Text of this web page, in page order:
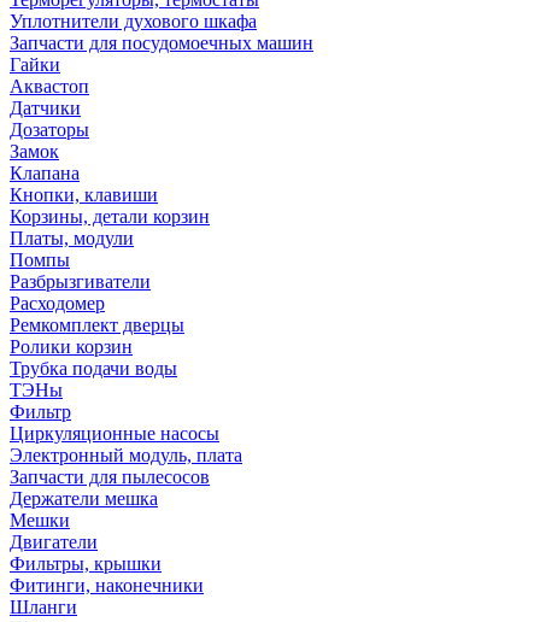
Уплотнители духового шкафа
Запчасти для посудомоечных машин
Гайки
Аквастоп
Датчики
Дозаторы
Замок
Клапана
Кнопки, клавиши
Корзины, детали корзин
Платы, модули
Помпы
Разбрызгиватели
Расходомер
Ремкомплект дверцы
Ролики корзин
Трубка подачи воды
ТЭНы
Фильтр
Циркуляционные насосы
Электронный модуль, плата
Запчасти для пылесосов
Держатели мешка
Мешки
Двигатели
Фильтры, крышки
Фитинги, наконечники
Шланги